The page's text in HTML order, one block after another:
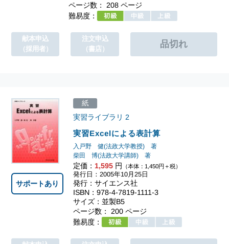
ページ数： 208 ページ
難易度：
献本申込
（採用者）
注文申込
（書店）
実習Excelによる表計算
実習ライブラリ 2
入戸野 健(法政大学教授) 著
柴田 博(法政大学講師) 著
定価： 1,595円 （本体：1,450円＋税）
紙
発行日：2005年10月25日
発行：サイエンス社
ISBN：978-4-7819-1111-3
サイズ：並製B5
ページ数： 200 ページ
難易度：
サポートあり